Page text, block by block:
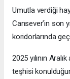
Umutla verdiği
Cansever’in son
koridorlarında
2025 yılının
teşhisi